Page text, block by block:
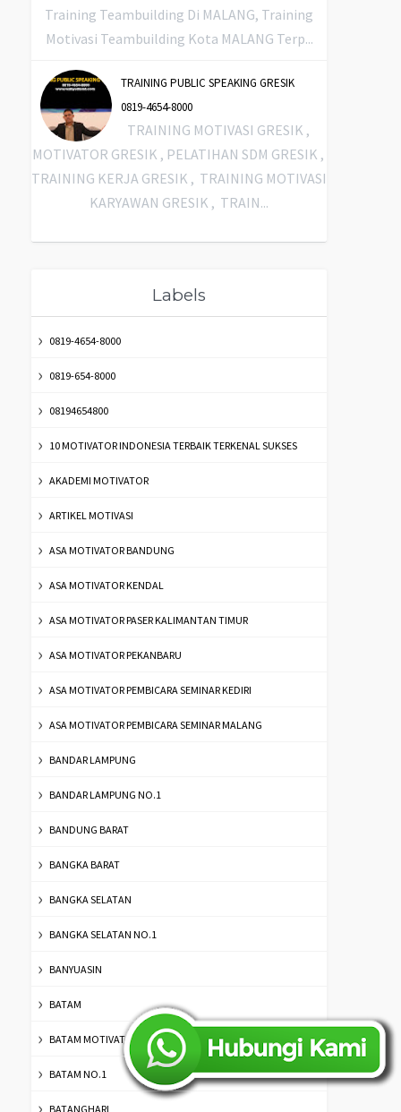
Training Teambuilding Di MALANG, Training
Motivasi Teambuilding Kota MALANG Terp...
TRAINING PUBLIC SPEAKING GRESIK
0819-4654-8000
TRAINING MOTIVASI GRESIK ,
MOTIVATOR GRESIK , PELATIHAN SDM GRESIK ,
TRAINING KERJA GRESIK , TRAINING MOTIVASI
KARYAWAN GRESIK , TRAIN...
Labels
0819-4654-8000
0819-654-8000
08194654800
10 MOTIVATOR INDONESIA TERBAIK TERKENAL SUKSES
AKADEMI MOTIVATOR
ARTIKEL MOTIVASI
ASA MOTIVATOR BANDUNG
ASA MOTIVATOR KENDAL
ASA MOTIVATOR PASER KALIMANTAN TIMUR
ASA MOTIVATOR PEKANBARU
ASA MOTIVATOR PEMBICARA SEMINAR KEDIRI
ASA MOTIVATOR PEMBICARA SEMINAR MALANG
BANDAR LAMPUNG
BANDAR LAMPUNG NO.1
BANDUNG BARAT
BANGKA BARAT
BANGKA SELATAN
BANGKA SELATAN NO.1
BANYUASIN
BATAM
BATAM MOTIVATOR
BATAM NO.1
BATANGHARI